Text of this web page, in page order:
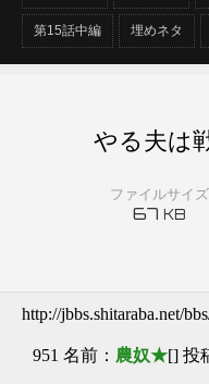
第15話中編 埋めネタ
ファイルサイズ
67 KB
やる夫は
http://jbbs.shitaraba.net/
951 名前： 農奴★[] 投